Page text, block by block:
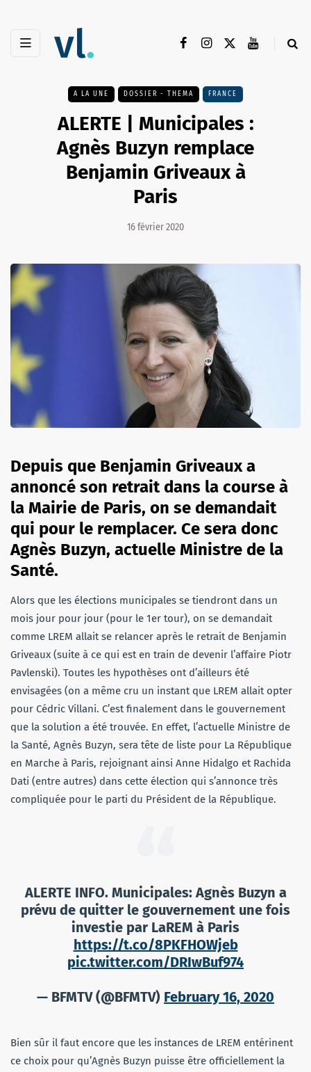
A LA UNE DOSSIER - THEMA FRANCE
ALERTE | Municipales :
Agnès Buzyn remplace
Benjamin Griveaux à
Paris
16 février 2020
Depuis que Benjamin Griveaux a
annoncé son retrait dans la course à
la Mairie de Paris, on se demandait
qui pour le remplacer. Ce sera donc
Agnès Buzyn, actuelle Ministre de la
Santé.
Alors que les élections municipales se tiendront dans un
mois jour pour jour (pour le 1er tour), on se demandait
comme LREM allait se relancer après le retrait de Benjamin
Griveaux (suite à ce qui est en train de devenir l’affaire Piotr
Pavlenski). Toutes les hypothèses ont d’ailleurs été
envisagées (on a même cru un instant que LREM allait opter
pour Cédric Villani. C’est finalement dans le gouvernement
que la solution a été trouvée. En effet, l’actuelle Ministre de
la Santé, Agnès Buzyn, sera tête de liste pour La République
en Marche à Paris, rejoignant ainsi Anne Hidalgo et Rachida
Dati (entre autres) dans cette élection qui s’annonce très
compliquée pour le parti du Président de la République.
ALERTE INFO. Municipales: Agnès Buzyn a
prévu de quitter le gouvernement une fois
investie par LaREM à Paris
https://t.co/8PKFHOWjeb
pic.twitter.com/DRIwBuf974
— BFMTV (@BFMTV) February 16, 2020
Bien sûr il faut encore que les instances de LREM entérinent
ce choix pour qu’Agnès Buzyn puisse être officiellement la